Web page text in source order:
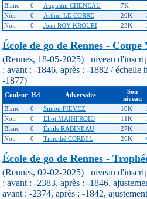
Blanc
0 Augustin CHENEAU 7K
Noir
0 Arthur LE CORRE 20K
Noir
0 Joan ROY KROURI 23K
École de go de Rennes - Coupe
(Rennes, 18-05-2025) niveau
: avant : -1846, après : -1882 / échelle
-1877)
Couleur Hd Adversaire
Son
niveau
Blanc
0 Simon FIEVEZ 10K
Noir
0 Eliot MAINFROID 11K
Blanc
0 Émile RABINEAU 27K
Noir
0 Timothé CORBEL 26K
École de go de Rennes -
(Rennes, 02-02-2025) niveau
: avant : -2383, après : -1846,
avant : -2374, après : -1842,